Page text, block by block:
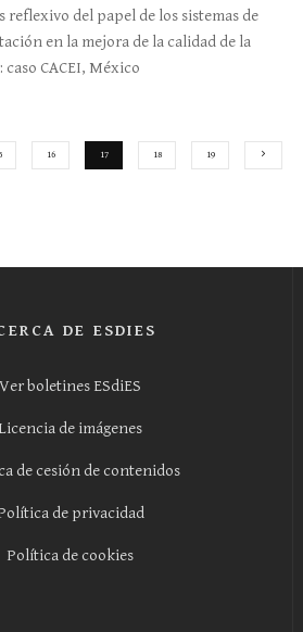
reflexivo del papel de los sistemas de
en la mejora de la calidad de la
CACEI, México
16 17 18 19
DE ESDIES
Ver boletines ESdiES
Licencia de imágenes
de cesión de contenidos
de privacidad
Política de cookies